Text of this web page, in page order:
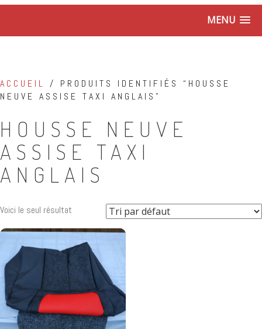
MENU
ACCUEIL / PRODUITS IDENTIFIÉS “HOUSSE
NEUVE ASSISE TAXI ANGLAIS”
HOUSSE NEUVE
ASSISE TAXI
ANGLAIS
Voici le seul résultat